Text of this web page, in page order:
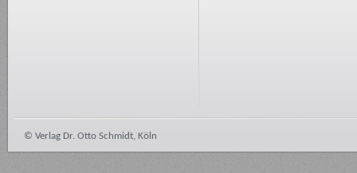
© Verlag Dr. Otto Schmidt, Köln